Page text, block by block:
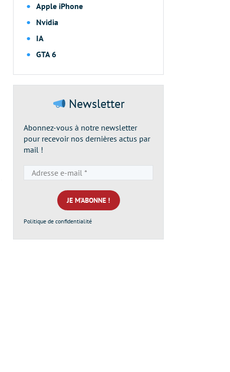
Apple iPhone
Nvidia
IA
GTA 6
Newsletter
Abonnez-vous à notre newsletter
pour recevoir nos dernières actus par
mail !
e-
mail
*
Politique de confidentialité